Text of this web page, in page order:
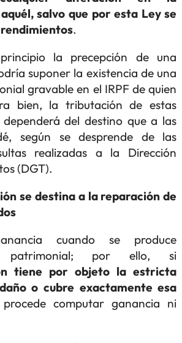
salvo que por esta Ley se
.
la precepción de una
suponer la existencia de una
gravable en el IRPF de quien
bien, la tributación de estas
dependerá del destino que a las
según se desprende de las
realizadas a la Dirección
(DGT).
se destina a la reparación de
cuando se produce
patrimonial; por ello, si
tiene por objeto la estricta
o cubre exactamente esa
computar ganancia ni